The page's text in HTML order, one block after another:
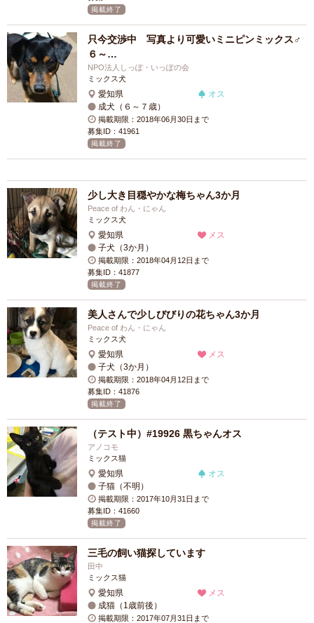
掲載終了
只今交渉中 写真より可愛いミニピンミックス♂
６～…
NPO法人しっぽ・いっぽの会
ミックス犬
愛知県
オス
成犬（６～７歳）
掲載期限：2018年06月30日まで
募集ID：41961
掲載終了
少し大き目穏やかな梅ちゃん3か月
Peace of わん・にゃん
ミックス犬
愛知県
メス
子犬（3か月）
掲載期限：2018年04月12日まで
募集ID：41877
掲載終了
美人さんで少しびびりの花ちゃん3か月
Peace of わん・にゃん
ミックス犬
愛知県
メス
子犬（3か月）
掲載期限：2018年04月12日まで
募集ID：41876
掲載終了
（テスト中）#19926 黒ちゃんオス
アノコモ
ミックス猫
愛知県
オス
子猫（不明）
掲載期限：2017年10月31日まで
募集ID：41660
掲載終了
三毛の飼い猫探しています
田中
ミックス猫
愛知県
メス
成猫（1歳前後）
掲載期限：2017年07月31日まで